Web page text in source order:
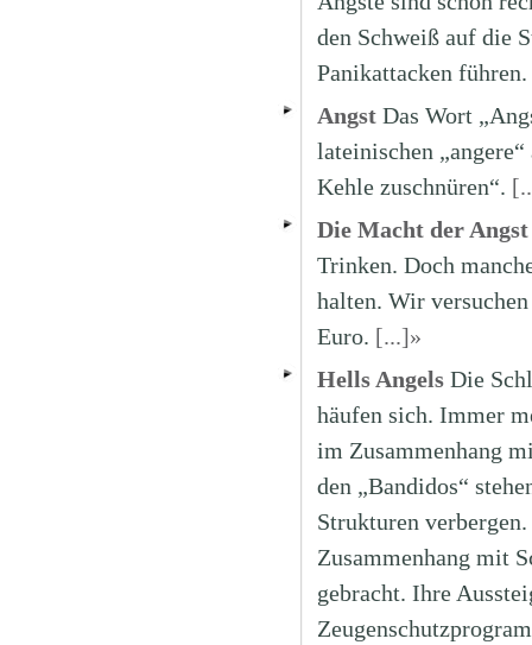
den Schweiß auf die
Panikattacken
Angst Das Wort
lateinischen
Kehle zuschnüren“.
Die Macht der Angst
Trinken. Doch
halten. Wir
Euro. [...]»
Hells Angels Die
häufen sich. Immer
im Zusammenhang
den „Bandidos“
Strukturen
Zusammenhang mit
gebracht. Ihre